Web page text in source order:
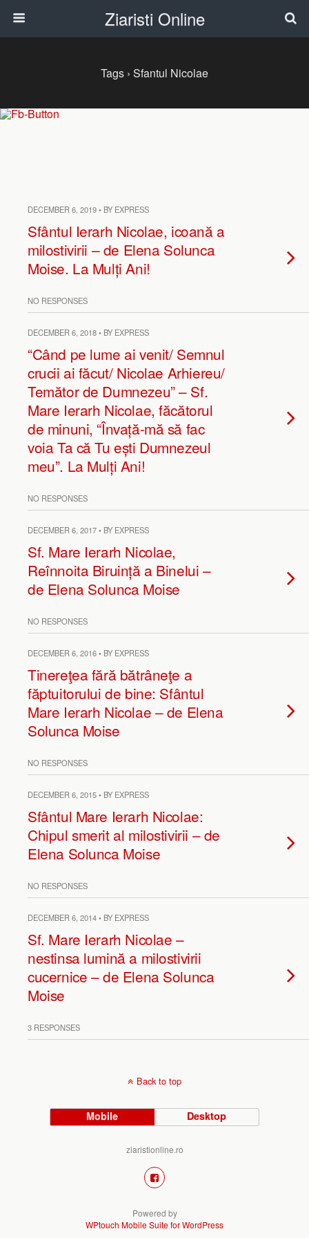
Ziaristi Online
Tags › Sfantul Nicolae
DECEMBER 6, 2019 • BY EXPRESS
Sfântul Ierarh Nicolae, icoană a
milostivirii – de Elena Solunca
Moise. La Mulți Ani!
NO RESPONSES
DECEMBER 6, 2018 • BY EXPRESS
“Când pe lume ai venit/ Semnul
crucii ai făcut/ Nicolae Arhiereu/
Temător de Dumnezeu” – Sf.
Mare Ierarh Nicolae, făcătorul
de minuni, “Învață-mă să fac
voia Ta că Tu ești Dumnezeul
meu”. La Mulți Ani!
NO RESPONSES
DECEMBER 6, 2017 • BY EXPRESS
Sf. Mare Ierarh Nicolae,
Reînnoita Biruință a Binelui –
de Elena Solunca Moise
NO RESPONSES
DECEMBER 6, 2016 • BY EXPRESS
Tinereţea fără bătrâneţe a
făptuitorului de bine: Sfântul
Mare Ierarh Nicolae – de Elena
Solunca Moise
NO RESPONSES
DECEMBER 6, 2015 • BY EXPRESS
Sfântul Mare Ierarh Nicolae:
Chipul smerit al milostivirii – de
Elena Solunca Moise
NO RESPONSES
DECEMBER 6, 2014 • BY EXPRESS
Sf. Mare Ierarh Nicolae –
nestinsa lumină a milostivirii
cucernice – de Elena Solunca
Moise
3 RESPONSES
Back to top
Mobile Desktop
ziaristionline.ro
Powered by
WPtouch Mobile Suite for WordPress